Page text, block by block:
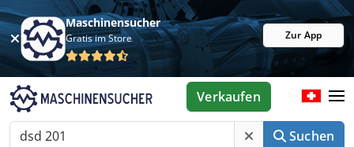
Maschinensucher
Gratis im Store Zur App
Suchen
Verkaufen